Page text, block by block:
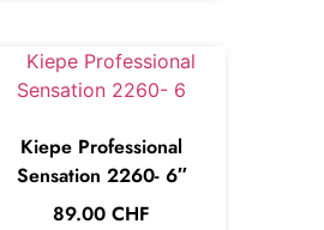
Kiepe Professional
Sensation 2260- 6″
89.00CHF